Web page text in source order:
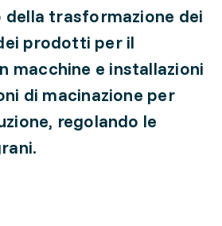
della trasformazione dei
prodotti per il
macchine e installazioni
di macinazione per
regolando le